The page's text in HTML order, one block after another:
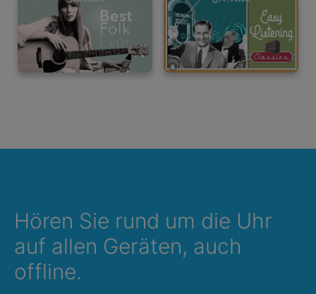
Hören Sie rund um die Uhr
auf allen Geräten, auch
offline.